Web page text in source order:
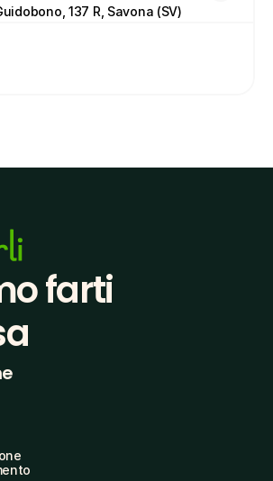
137 R, Savona (SV)
farti